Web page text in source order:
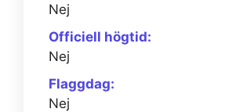
Nej
Officiell högtid:
Nej
Flaggdag:
Nej